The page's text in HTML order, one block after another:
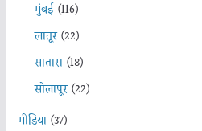
मुंबई(116)
लातूर(22)
सातारा(18)
सोलापूर(22)
मीडिया(37)